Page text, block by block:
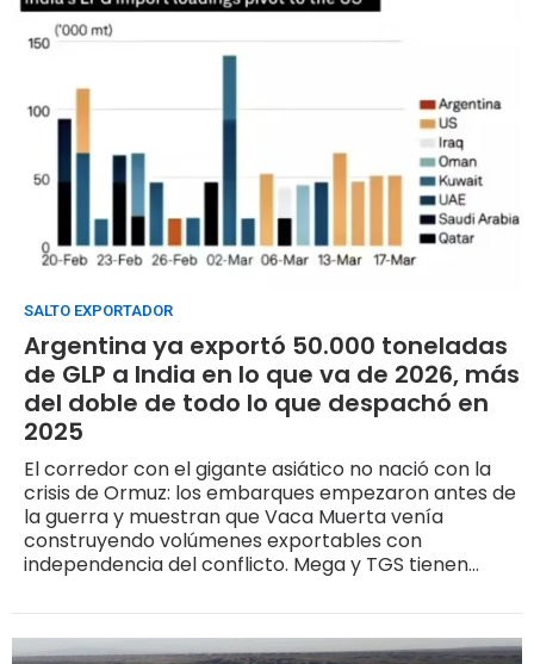
SALTO EXPORTADOR
Argentina ya exportó 50.000 toneladas
de GLP a India en lo que va de 2026, más
del doble de todo lo que despachó en
2025
El corredor con el gigante asiático no nació con la
crisis de Ormuz: los embarques empezaron antes de
la guerra y muestran que Vaca Muerta venía
construyendo volúmenes exportables con
independencia del conflicto. Mega y TGS tienen
mercado externo